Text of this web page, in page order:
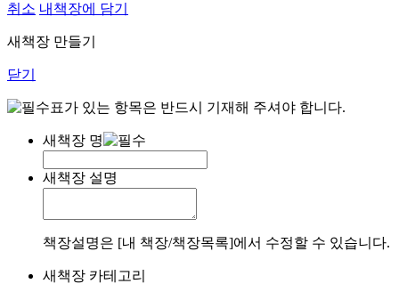
취소 내책장에 담기
새책장 만들기
닫기
표가 있는 항목은 반드시 기재해 주셔야 합니다.
새책장 명
새책장 설명
책장설명은 [내 책장/책장목록]에서 수정할 수 있습니다.
새책장 카테고리